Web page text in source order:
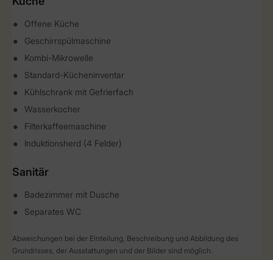
Offene Küche
Geschirrspülmaschine
Kombi-Mikrowelle
Standard-Kücheninventar
Kühlschrank mit Gefrierfach
Wasserkocher
Filterkaffeemaschine
Induktionsherd (4 Felder)
Sanitär
Badezimmer mit Dusche
Separates WC
Abweichungen bei der Einteilung, Beschreibung und Abbildung des
Grundrisses, der Ausstattungen und der Bilder sind möglich.